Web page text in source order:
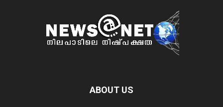
ABOUT US